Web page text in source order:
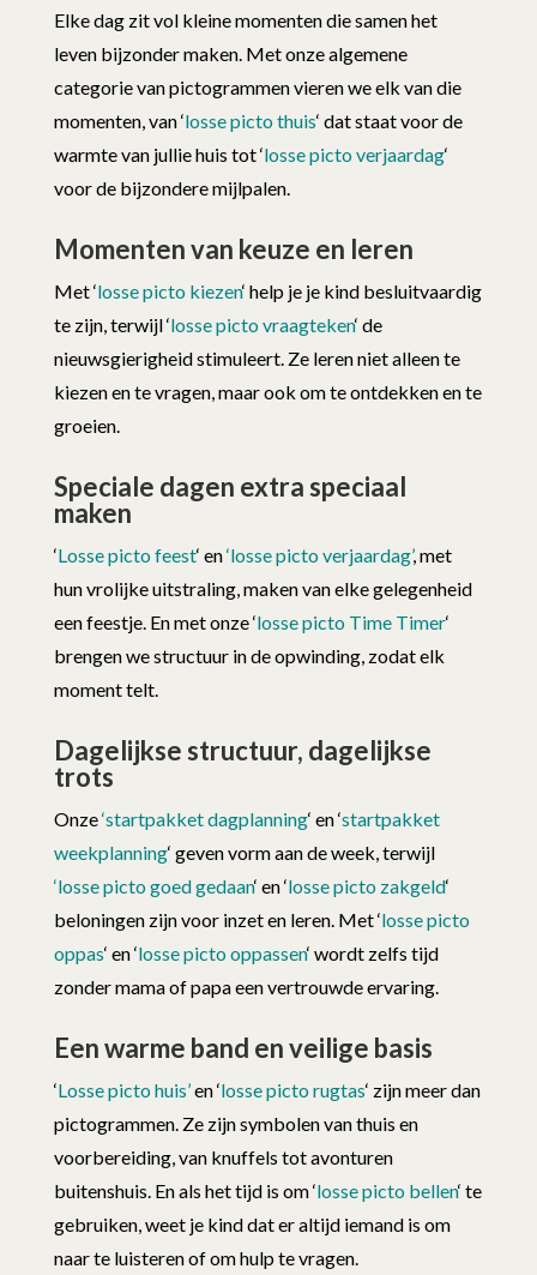
Elke dag zit vol kleine momenten die samen het
leven bijzonder maken. Met onze algemene
categorie van pictogrammen vieren we elk van die
momenten, van ‘losse picto thuis‘ dat staat voor de
warmte van jullie huis tot ‘losse picto verjaardag‘
voor de bijzondere mijlpalen.
Momenten van keuze en leren
Met ‘losse picto kiezen‘ help je je kind besluitvaardig
te zijn, terwijl ‘losse picto vraagteken‘ de
nieuwsgierigheid stimuleert. Ze leren niet alleen te
kiezen en te vragen, maar ook om te ontdekken en te
groeien.
Speciale dagen extra speciaal
maken
‘Losse picto feest‘ en‘losse picto verjaardag’, met
hun vrolijke uitstraling, maken van elke gelegenheid
een feestje. En met onze ‘losse picto Time Timer‘
brengen we structuur in de opwinding, zodat elk
moment telt.
Dagelijkse structuur, dagelijkse
trots
Onze‘startpakket dagplanning‘ en ‘startpakket
weekplanning‘ geven vorm aan de week, terwijl
‘losse picto goed gedaan‘ en ‘losse picto zakgeld‘
beloningen zijn voor inzet en leren. Met ‘losse picto
oppas‘ en ‘losse picto oppassen‘ wordt zelfs tijd
zonder mama of papa een vertrouwde ervaring.
Een warme band en veilige basis
‘Losse picto huis’en ‘losse picto rugtas‘ zijn meer dan
pictogrammen. Ze zijn symbolen van thuis en
voorbereiding, van knuffels tot avonturen
buitenshuis. En als het tijd is om ‘losse picto bellen‘ te
gebruiken, weet je kind dat er altijd iemand is om
naar te luisteren of om hulp te vragen.